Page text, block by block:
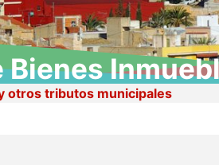
Bienes
otros tributos municipales